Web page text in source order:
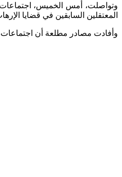
وتواصلت، أمس الخميس، اجتماعات
المعتقلين السابقين في قضايا
وأفادت مصادر مطلعة أن اجتماعات،